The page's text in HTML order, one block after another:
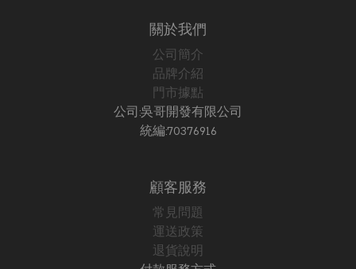
關於我們
公司簡介
品牌介紹
門市據點
公司:吳哥開發有限公司
統編:70376916
顧客服務
常見問題
運送政策
退貨說明